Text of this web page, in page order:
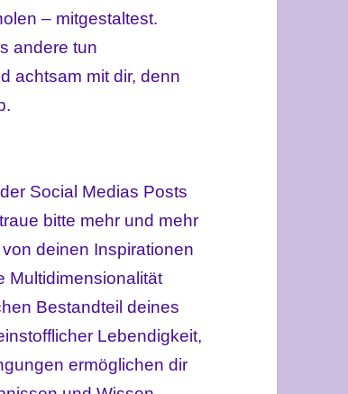
– mitgestaltest.
andere tun
achtsam mit dir, denn
Social Medias Posts
bitte mehr und mehr
deinen Inspirationen
Multidimensionalität
Bestandteil deines
Lebendigkeit,
ermöglichen dir